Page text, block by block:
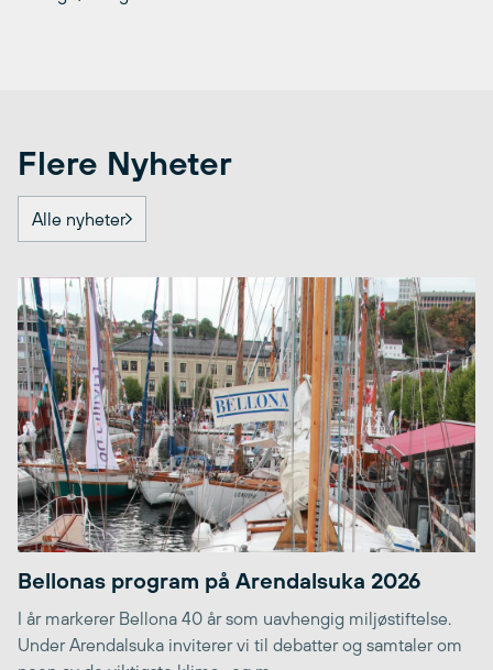
Flere Nyheter
Alle nyheter
Bellonas program på Arendalsuka 2026
I år markerer Bellona 40 år som uavhengig miljøstiftelse.
Under Arendalsuka inviterer vi til debatter og samtaler om